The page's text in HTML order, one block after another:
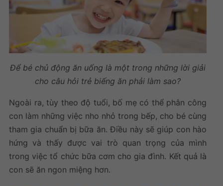
Để bé chủ động ăn uống là một trong những lời giải
cho câu hỏi trẻ biếng ăn phải làm sao?
Ngoài ra, tùy theo độ tuổi, bố mẹ có thể phân công
con làm những việc nho nhỏ trong bếp, cho bé cùng
tham gia chuẩn bị bữa ăn. Điều này sẽ giúp con hào
hứng và thấy được vai trò quan trọng của mình
trong việc tổ chức bữa cơm cho gia đình. Kết quả là
con sẽ ăn ngon miệng hơn.